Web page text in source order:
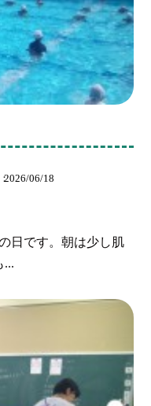
2026/06/18
日です。朝は少し肌
...